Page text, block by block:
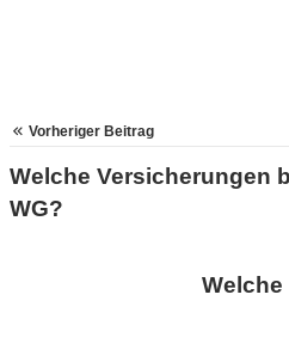
Vorheriger Beitrag
Welche Versicherungen
WG?